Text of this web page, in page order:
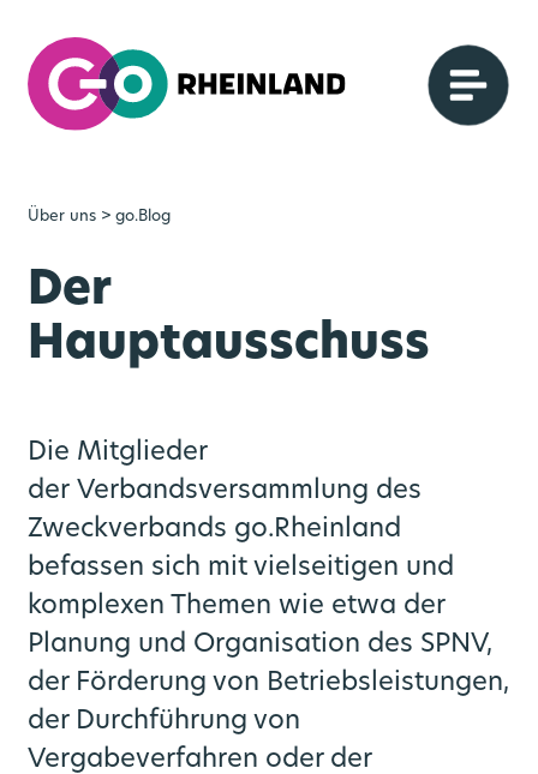
Über uns > go.Blog
Der
Hauptausschuss
Die Mitglieder
der Verbandsversammlung des
Zweckverbands go.Rheinland
befassen sich mit vielseitigen und
komplexen Themen wie etwa der
Planung und Organisation des SPNV,
der Förderung von Betriebsleistungen,
der Durchführung von
Vergabeverfahren oder der